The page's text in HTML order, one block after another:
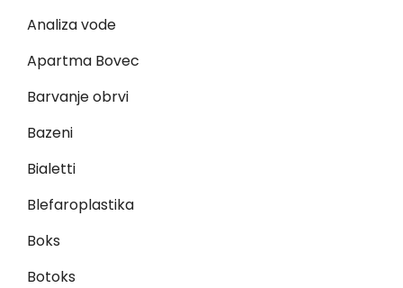
Analiza vode
Apartma Bovec
Barvanje obrvi
Bazeni
Bialetti
Blefaroplastika
Boks
Botoks